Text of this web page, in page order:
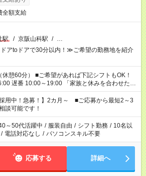
全額支給
駅 / 京阪山科駅 / …
アtoドアで30分以内！≫ご希望の勤務地を紹介
あれば下記シフトもOK！
～19:00 「家族と休みを合わせた
って夕飯の準備がしたい」 「できれば残業はし
ご希望を教えてくださいね。 ※Wワーク希望
お仕事で希望する勤務時間と、もう1つのお仕事
計で週40時間を超える場合は応募できません。
採用中！急募！】2カ月～ ■ご応募から最短2～3
談可能です！
～50代活躍中 / 服装自由 / シフト勤務 / 10名以
/ 電話対応なし / パソコンスキル不要
応募する 詳細へ